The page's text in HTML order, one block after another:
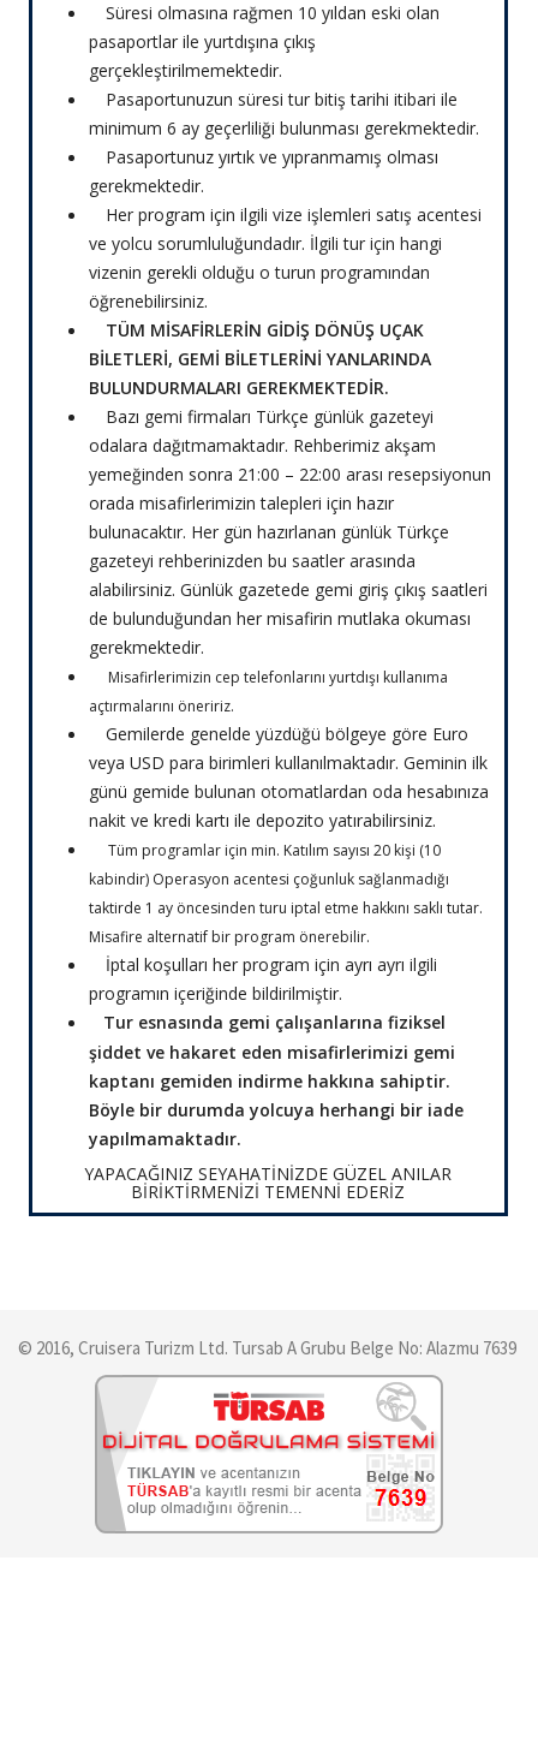
Süresi olmasına rağmen 10 yıldan eski olan
pasaportlar ile yurtdışına çıkış
gerçekleştirilmemektedir.
Pasaportunuzun süresi tur bitiş tarihi itibari ile
minimum 6 ay geçerliliği bulunması gerekmektedir.
Pasaportunuz yırtık ve yıpranmamış olması
gerekmektedir.
Her program için ilgili vize işlemleri satış acentesi
ve yolcu sorumluluğundadır. İlgili tur için hangi
vizenin gerekli olduğu o turun programından
öğrenebilirsiniz.
TÜM MİSAFİRLERİN GİDİŞ DÖNÜŞ UÇAK
BİLETLERİ, GEMİ BİLETLERİNİ YANLARINDA
BULUNDURMALARI GEREKMEKTEDİR.
Bazı gemi firmaları Türkçe günlük gazeteyi
odalara dağıtmamaktadır. Rehberimiz akşam
yemeğinden sonra 21:00 – 22:00 arası resepsiyonun
orada misafirlerimizin talepleri için hazır
bulunacaktır. Her gün hazırlanan günlük Türkçe
gazeteyi rehberinizden bu saatler arasında
alabilirsiniz. Günlük gazetede gemi giriş çıkış saatleri
de bulunduğundan her misafirin mutlaka okuması
gerekmektedir.
Misafirlerimizin cep telefonlarını yurtdışı kullanıma
açtırmalarını öneririz.
Gemilerde genelde yüzdüğü bölgeye göre Euro
veya USD para birimleri kullanılmaktadır. Geminin ilk
günü gemide bulunan otomatlardan oda hesabınıza
nakit ve kredi kartı ile depozito yatırabilirsiniz.
Tüm programlar için min. Katılım sayısı 20 kişi (10
kabindir) Operasyon acentesi çoğunluk sağlanmadığı
taktirde 1 ay öncesinden turu iptal etme hakkını saklı tutar.
Misafire alternatif bir program önerebilir.
İptal koşulları her program için ayrı ayrı ilgili
programın içeriğinde bildirilmiştir.
Tur esnasında gemi çalışanlarına fiziksel
şiddet ve hakaret eden misafirlerimizi gemi
kaptanı gemiden indirme hakkına sahiptir.
Böyle bir durumda yolcuya herhangi bir iade
yapılmamaktadır.
YAPACAĞINIZ SEYAHATİNİZDE GÜZEL ANILAR
BİRİKTİRMENİZİ TEMENNİ EDERİZ
© 2016, Cruisera Turizm Ltd. Tursab A Grubu Belge No: Alazmu 7639